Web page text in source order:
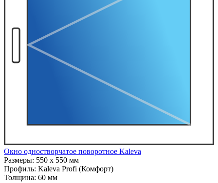
Окно одностворчатое поворотное Kaleva
Размеры: 550 x 550 мм
Профиль: Kaleva Profi (Комфорт)
Толщина: 60 мм